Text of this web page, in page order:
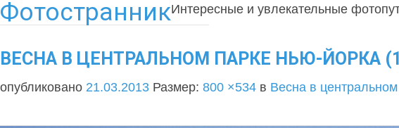
ФотостранникИнтересные и увлекательные
ВЕСНА В ЦЕНТРАЛЬНОМ ПАРКЕ НЬЮ-ЙОРКА
опубликовано 21.03.2013 Размер: 800 ×534 в Весна в